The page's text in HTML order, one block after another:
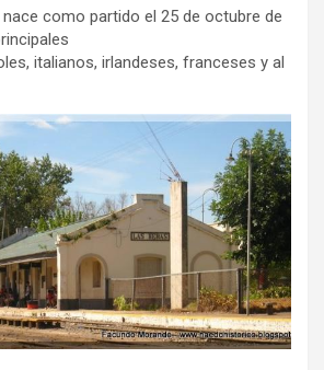
como partido el 25 de octubre de
italianos, irlandeses, franceses y al